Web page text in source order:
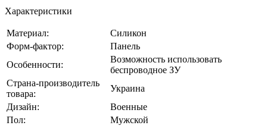
Характеристики
Материал:
Силикон
Форм-фактор:
Панель
Особенности:
Возможность использовать
беспроводное ЗУ
Страна-производитель
товара:
Украина
Дизайн:
Военные
Пол:
Мужской